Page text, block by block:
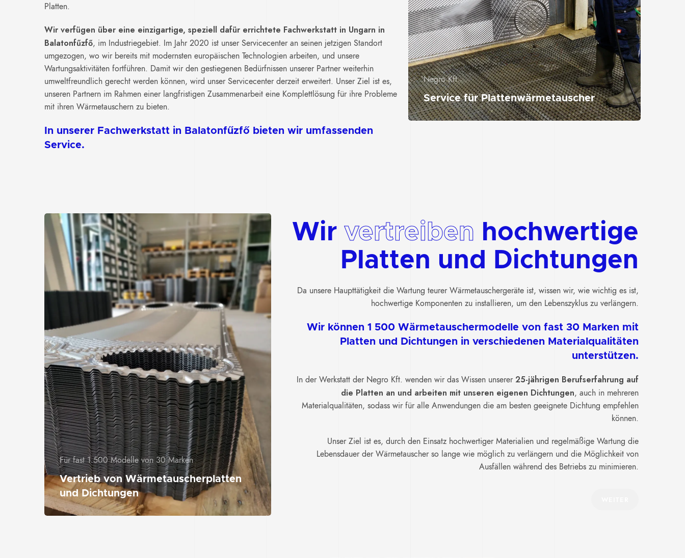
Platten.
Wir verfügen über eine einzigartige, speziell dafür errichtete Fachwerkstatt in Ungarn in
Balatonfűzfő, im Industriegebiet. Im Jahr 2020 ist unser Servicecenter an seinen jetzigen Standort
umgezogen, wo wir bereits mit modernsten europäischen Technologien arbeiten, und unsere
Wartungsaktivitäten fortführen. Damit wir den gestiegenen Bedürfnissen unserer Partner weiterhin
umweltfreundlich gerecht werden können, wird unser Servicecenter derzeit erweitert. Unser Ziel ist es,
unseren Partnern im Rahmen einer langfristigen Zusammenarbeit eine Komplettlösung für ihre Probleme
mit ihren Wärmetauschern zu bieten.
In unserer Fachwerkstatt in Balatonfűzfő bieten wir umfassenden
Service.
Negro Kft.
Service für Plattenwärmetauscher
Für fast 1.500 Modelle von 30 Marken
Vertrieb von Wärmetauscherplatten
und Dichtungen
Wir vertreiben hochwertige
Platten und Dichtungen
Da unsere Haupttätigkeit die Wartung teurer Wärmetauschergeräte ist, wissen wir, wie wichtig es ist,
hochwertige Komponenten zu installieren, um den Lebenszyklus zu verlängern.
Wir können 1 500 Wärmetauschermodelle von fast 30 Marken mit
Platten und Dichtungen in verschiedenen Materialqualitäten
unterstützen.
In der Werkstatt der Negro Kft. wenden wir das Wissen unserer25-jährigen Berufserfahrung auf
die Platten an und arbeiten mit unseren eigenen Dichtungen, auch in mehreren
Materialqualitäten, sodass wir für alle Anwendungen die am besten geeignete Dichtung empfehlen
können.
Unser Ziel ist es, durch den Einsatz hochwertiger Materialien und regelmäßige Wartung die
Lebensdauer der Wärmetauscher so lange wie möglich zu verlängern und die Möglichkeit von
Ausfällen während des Betriebs zu minimieren.